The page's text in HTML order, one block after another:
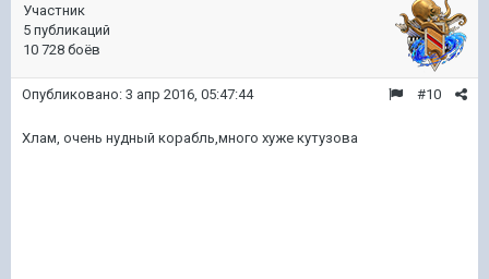
Участник
5 публикаций
10 728 боёв
#10
Опубликовано: 3 апр 2016, 05:47:44
Хлам, очень нудный корабль,много хуже кутузова